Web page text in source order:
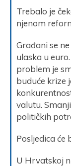
Trebalo je
njenom
Građani se
ulaska u
problem je
buduće krize
valutu.
političkih
Posljedica će
U Hrvatskoj